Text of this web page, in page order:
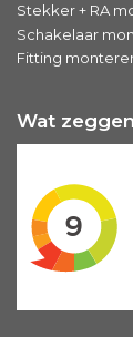
Stekker + RA
Schakelaar
Fitting
Wat